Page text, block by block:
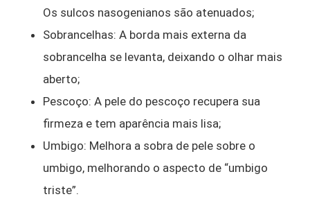
Os sulcos nasogenianos são atenuados;
Sobrancelhas: A borda mais externa da
sobrancelha se levanta, deixando o olhar mais
aberto;
Pescoço: A pele do pescoço recupera sua
firmeza e tem aparência mais lisa;
Umbigo: Melhora a sobra de pele sobre o
umbigo, melhorando o aspecto de “umbigo
triste”.